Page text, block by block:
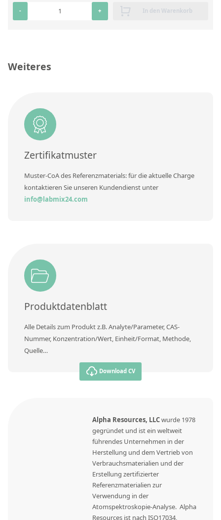
Elementstandards in Öl
Pharmazeutische und organische Kundensynthesen
Über uns
Über Labmix24
Unsere Partner und Marken
Presse und Aktuelles
Karriere bei Labmix24
- + In den Warenkorb
Weiteres
Zertifikatmuster
Muster-CoA des Referenzmaterials: für die aktuelle Charge
kontaktieren Sie unseren Kundendienst unter
info@labmix24.com
Produktdatenblatt
Alle Details zum Produkt z.B. Analyte/Parameter, CAS-
Nummer, Konzentration/Wert, Einheit/Format, Methode,
Quelle…
Download CV
Alpha Resources, LLCwurde 1978
gegründet und ist ein weltweit
führendes Unternehmen in der
Herstellung und dem Vertrieb von
Verbrauchsmaterialien und der
Erstellung zertifizierter
Referenzmaterialien zur
Verwendung in der
Atomspektroskopie-Analyse. Alpha
Resources ist nach ISO17034,